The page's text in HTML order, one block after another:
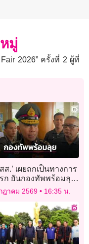
มู่
2026” ครั้งที่ 2 ผู้ที่
ส.’ เผยถกเป็นทางการ
ก ยันกองทัพพร้อมลุย
ยบาย 5 ข้อ
ฎาคม 2569 16:35 น.